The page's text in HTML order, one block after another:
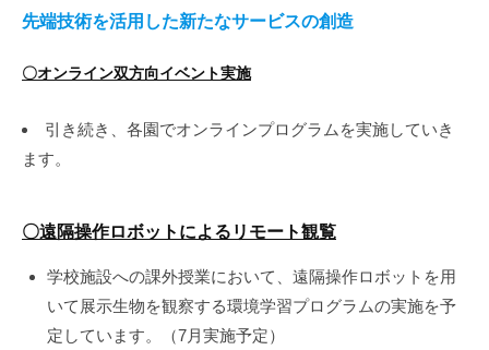
先端技術を活用した新たなサービスの創造
〇オンライン双方向イベント実施
引き続き、各園でオンラインプログラムを実施していき
ます。
〇遠隔操作ロボットによるリモート観覧
学校施設への課外授業において、遠隔操作ロボットを用
いて展示生物を観察する環境学習プログラムの実施を予
定しています。（7月実施予定）